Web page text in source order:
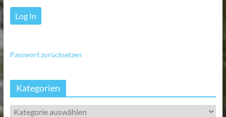
Passwort zurücksetzen
Kategorien